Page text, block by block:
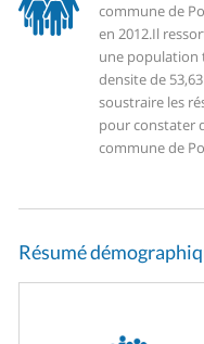
commune de
en 2012.Il
une population
densite de
soustraire les
pour constater
commune de
Résumé